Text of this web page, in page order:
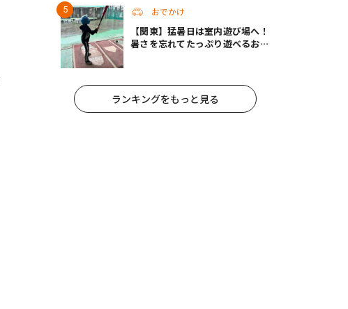
おでかけ
【関東】猛暑日は室内遊び場へ！
暑さを忘れてたっぷり遊べるおす
ランキングをもっと見る